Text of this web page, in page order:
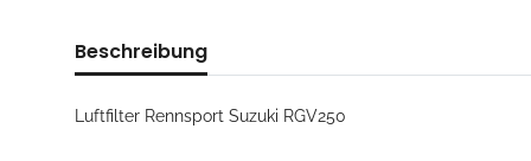
Beschreibung
Luftfilter Rennsport Suzuki RGV250